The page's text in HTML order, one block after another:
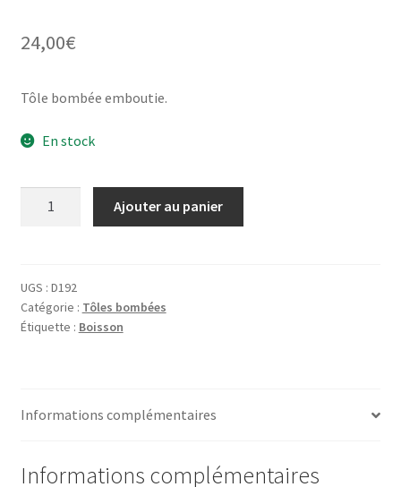
24,00€
Tôle bombée emboutie.
En stock
Piper
Ajouter au panier
UGS : D192
Catégorie : Tôles bombées
Étiquette : Boisson
Informations complémentaires
Informations complémentaires